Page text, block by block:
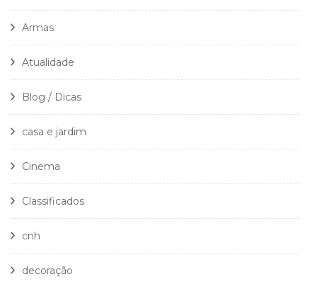
Armas
Atualidade
Blog / Dicas
casa e jardim
Cinema
Classificados
cnh
decoração